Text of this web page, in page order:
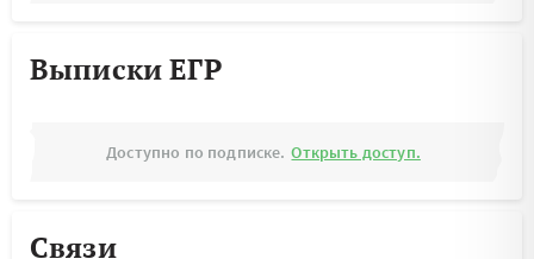
Выписки ЕГР
Доступно по подписке. Открыть доступ.
Связи